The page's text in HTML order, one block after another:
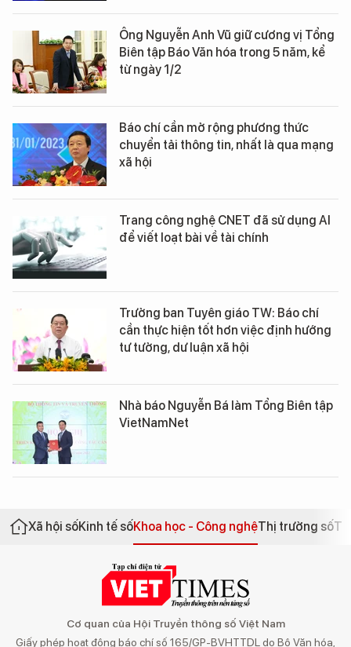
Ông Nguyễn Anh Vũ giữ cương vị Tổng
Biên tập Báo Văn hóa trong 5 năm, kể
từ ngày 1/2
Báo chí cần mở rộng phương thức
chuyển tải thông tin, nhất là qua mạng
xã hội
Trang công nghệ CNET đã sử dụng AI
để viết loạt bài về tài chính
Trưởng ban Tuyên giáo TW: Báo chí
cần thực hiện tốt hơn việc định hướng
tư tưởng, dư luận xã hội
Nhà báo Nguyễn Bá làm Tổng Biên tập
VietNamNet
Xã hội sốKinh tế sốKhoa học - Công nghệThị trường số
Cơ quan của Hội Truyền thông số Việt Nam
Giấy phép hoạt động báo chí số 165/GP-BVHTTDL do Bộ Văn hóa,